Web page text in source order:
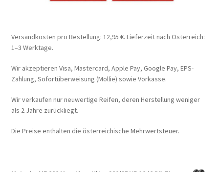
Versandkosten pro Bestellung: 12,95 €. Lieferzeit nach Österreich:
1–3 Werktage.
Wir akzeptieren Visa, Mastercard, Apple Pay, Google Pay, EPS-
Zahlung, Sofortüberweisung (Mollie) sowie Vorkasse.
Wir verkaufen nur neuwertige Reifen, deren Herstellung weniger
als 2 Jahre zurückliegt.
Die Preise enthalten die österreichische Mehrwertsteuer.